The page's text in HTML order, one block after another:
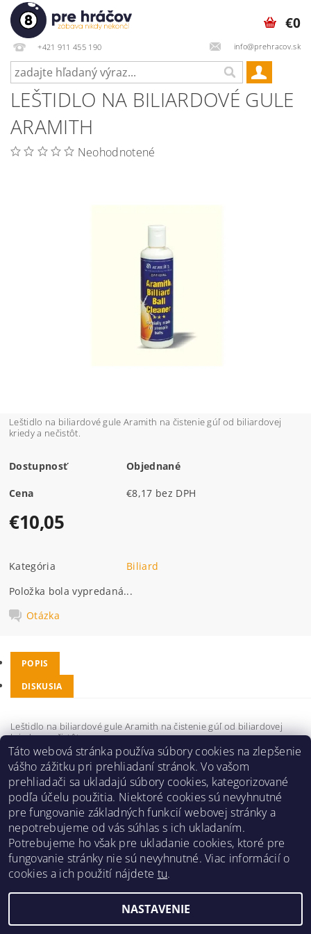
+421 911 455 190 info@prehracov.sk
€0
LEŠTIDLO NA BILIARDOVÉ GULE
ARAMITH
Neohodnotené
Leštidlo na biliardové gule Aramith na čistenie gúľ od biliardovej
kriedy a nečistôt.
Dostupnosť Objednané
Cena €8,17 bez DPH
€10,05
Kategória
Biliard
Položka bola vypredaná...
Otázka
POPIS
DISKUSIA
Leštidlo na biliardové gule Aramith na čistenie gúľ od biliardovej
kriedy a nečistôt.
Buďte prvý, kto napíše príspevok k tejto položke.
Pridať komentár
Obchodné podmienky | Reklamačný poriadok
Zásady ochrany osobných údajov | Prepravný poriadok
2026 ©Pre hráčov, všetky práva vyhradenéUpraviť nastavenie cookies
Táto webová stránka používa súbory cookies na zlepšenie
vášho zážitku pri prehliadaní stránok. Vo vašom
prehliadači sa ukladajú súbory cookies, kategorizované
podľa účelu použitia. Niektoré cookies sú nevyhnutné
pre fungovanie základných funkcií webovej stránky a
nepotrebujeme od vás súhlas s ich ukladaním.
Potrebujeme ho však pre ukladanie cookies, ktoré pre
fungovanie stránky nie sú nevyhnutné. Viac informácií o
cookies a ich použití nájdete tu.
NASTAVENIE